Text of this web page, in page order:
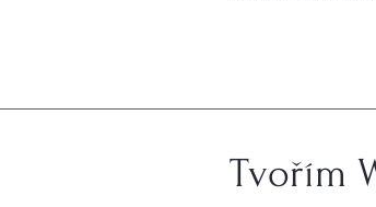
Tvořím